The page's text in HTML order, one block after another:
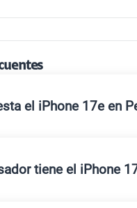
el iPhone 17e en
tiene el iPhone